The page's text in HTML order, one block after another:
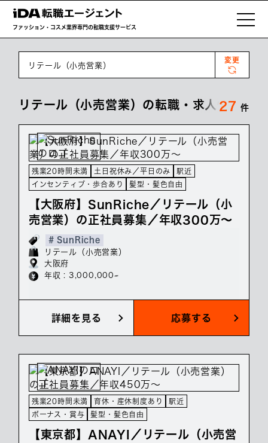
ファッション・コスメ業界専門の転職支援サービス
リテール（小売営業）
変更
リテール（小売営業）の転職・求人情報一覧
27 件
残業20時間未満 土日祝休み／平日のみ
駅近
インセンティブ・歩合あり
髪型・髪色自由
【大阪府】SunRiche／リテール（小
売営業）の正社員募集／年収300万～
# SunRiche
リテール（小売営業）
大阪府
年収 : 3,000,000~
詳細を見る 応募する
残業20時間未満 育休・産休制度あり
駅近
ボーナス・賞与
髪型・髪色自由
【東京都】ANAYI／リテール（小売営